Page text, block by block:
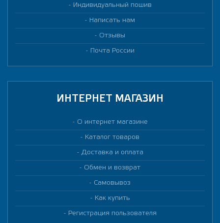
Индивидуальный пошив
Написать нам
Отзывы
Почта России
ИНТЕРНЕТ МАГАЗИН
О интернет магазине
Каталог товаров
Доставка и оплата
Обмен и возврат
Самовывоз
Как купить
Регистрация пользователя